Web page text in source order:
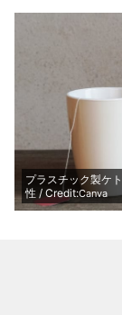
プラスチック製ケ
性 / Credit:Canva